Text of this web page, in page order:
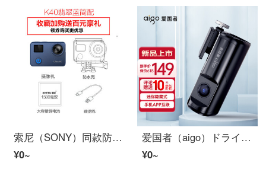
索尼（SONY）同款防水下運動相机4Kハイビジョン摩托车ドライブレコーダー潜水录像防抖头戴式摄像头盔骑行360全琦莎 K40翡翠蓝简配 セット二
¥0~
爱国者（aigo）ドライブレコーダー 1080Pハイビジョン ミニ非表示インストール ワイヤレスWiFi関連 24小时駐車監視
¥0~